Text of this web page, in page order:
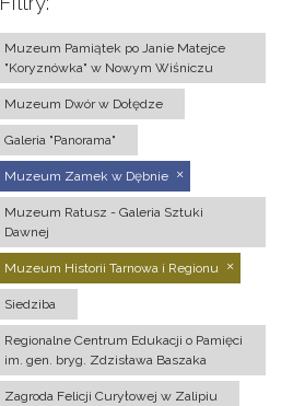
Muzeum Pamiątek po Janie Matejce
"Koryznówka" w Nowym Wiśniczu
Muzeum Dwór w Dołędze
Galeria "Panorama"
Muzeum Zamek w Dębnie
Muzeum Ratusz - Galeria Sztuki
Dawnej
Muzeum Historii Tarnowa i Regionu
Siedziba
Regionalne Centrum Edukacji o Pamięci
im. gen. bryg. Zdzisława Baszaka
Zagroda Felicji Curyłowej w Zalipiu